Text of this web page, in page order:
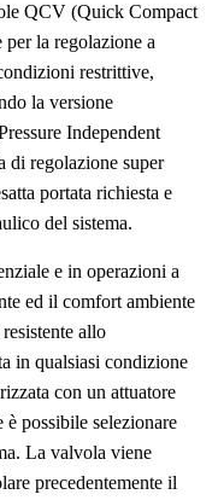
QCV (Quick Compact
la regolazione a
restrittive,
la versione
Independent
di regolazione super
portata richiesta e
del sistema.
e in operazioni a
ed il comfort ambiente
allo
in qualsiasi condizione
con un attuatore
possibile selezionare
La valvola viene
precedentemente il